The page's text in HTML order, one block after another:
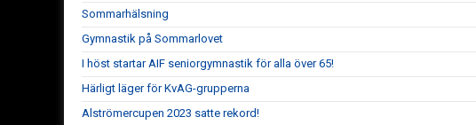
Sommarhälsning
Gymnastik på Sommarlovet
I höst startar AIF seniorgymnastik för alla över 65!
Härligt läger för KvAG-grupperna
Alströmercupen 2023 satte rekord!